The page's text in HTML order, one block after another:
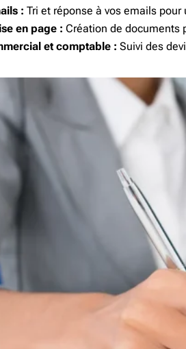
: Tri et réponse à vos emails
en page : Création de documents
et comptable : Suivi des